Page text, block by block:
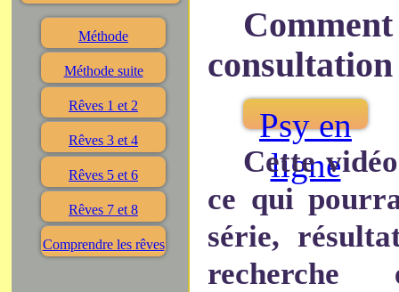
Méthode
Méthode suite
Rêves 1 et 2
Rêves 3 et 4
Rêves 5 et 6
Rêves 7 et 8
Comprendre les rêves
consultation
Psy en
ligne
Cette
ce qui
série,
recherche